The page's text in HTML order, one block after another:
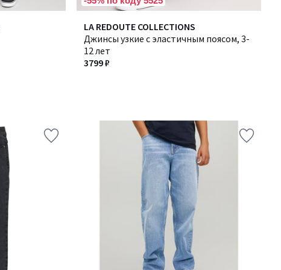
LA REDOUTE COLLECTIONS
Джинсы узкие с эластичным поясом, 3-
12 лет
3799 ₽